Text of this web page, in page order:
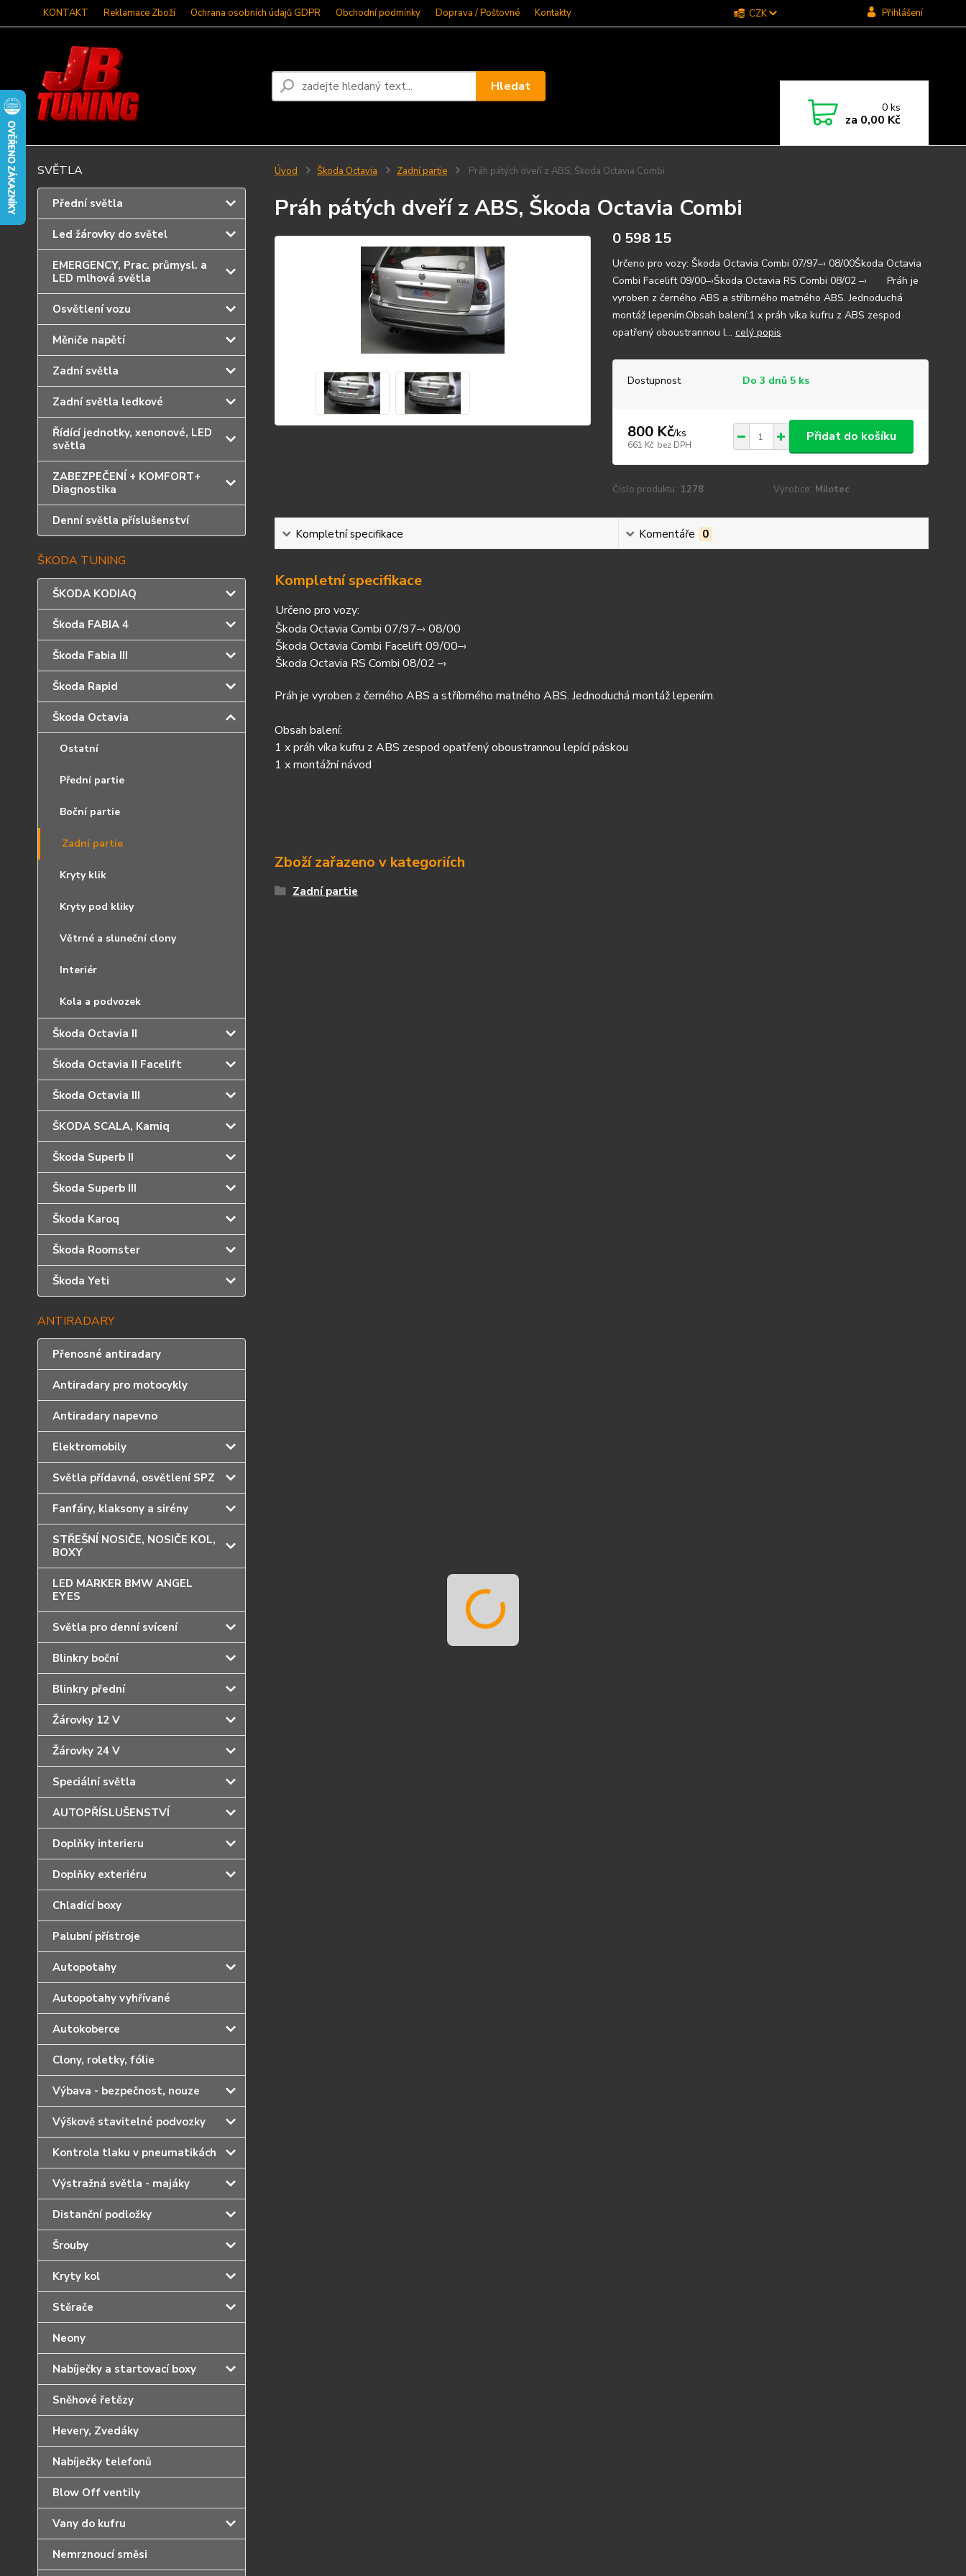
KONTAKT Reklamace Zboží Ochrana osobních údajů GDPR Obchodní podmínky Doprava / Poštovné Kontakty CZK Přihlášení
Hledat
0ks
za 0,00 Kč
SVĚTLA
Přední světla
Led žárovky do světel
EMERGENCY, Prac. průmysl. a
LED mlhová světla
Osvětlení vozu
Měniče napětí
Zadní světla
Zadní světla ledkové
Řídící jednotky, xenonové, LED
světla
ZABEZPEČENÍ + KOMFORT+
Diagnostika
Denní světla příslušenství
ŠKODA TUNING
ŠKODA KODIAQ
Škoda FABIA 4
Škoda Fabia III
Škoda Rapid
Škoda Octavia
Ostatní
Přední partie
Boční partie
Zadní partie
Kryty klik
Kryty pod kliky
Větrné a sluneční clony
Interiér
Kola a podvozek
Škoda Octavia II
Škoda Octavia II Facelift
Škoda Octavia III
ŠKODA SCALA, Kamiq
Škoda Superb II
Škoda Superb III
Škoda Karoq
Škoda Roomster
Škoda Yeti
ANTIRADARY
Přenosné antiradary
Antiradary pro motocykly
Antiradary napevno
Elektromobily
Světla přídavná, osvětlení SPZ
Fanfáry, klaksony a sirény
STŘEŠNÍ NOSIČE, NOSIČE KOL,
BOXY
LED MARKER BMW ANGEL
EYES
Světla pro denní svícení
Blinkry boční
Blinkry přední
Žárovky 12 V
Žárovky 24 V
Speciální světla
AUTOPŘÍSLUŠENSTVÍ
Doplňky interieru
Doplňky exteriéru
Chladící boxy
Palubní přístroje
Autopotahy
Autopotahy vyhřívané
Autokoberce
Clony, roletky, fólie
Výbava - bezpečnost, nouze
Výškově stavitelné podvozky
Kontrola tlaku v pneumatikách
Výstražná světla - majáky
Distanční podložky
Šrouby
Kryty kol
Stěrače
Neony
Nabíječky a startovací boxy
Sněhové řetězy
Hevery, Zvedáky
Nabíječky telefonů
Blow Off ventily
Vany do kufru
Nemrznoucí směsi
Úvod Škoda Octavia Zadní partie Práh pátých dveří z ABS, Škoda Octavia Combi
Práh pátých dveří z ABS, Škoda Octavia Combi
0 598 15
Určeno pro vozy: Škoda Octavia Combi 07/97–› 08/00Škoda Octavia
Combi Facelift 09/00–›Škoda Octavia RS Combi 08/02 –› Práh je
vyroben z černého ABS a stříbrného matného ABS. Jednoduchá
montáž lepením.Obsah balení:1 x práh víka kufru z ABS zespod
opatřený oboustrannou l... celý popis
Dostupnost Do 3 dnů 5 ks
800 Kč/ks
661 Kč bez DPH
Přidat do košíku
Číslo produktu: 1278 Výrobce: Milotec
Kompletní specifikace Komentáře 0
Kompletní specifikace
Určeno pro vozy:
Škoda Octavia Combi 07/97–› 08/00
Škoda Octavia Combi Facelift 09/00–›
Škoda Octavia RS Combi 08/02 –›
Práh je vyroben z černého ABS a stříbrného matného ABS. Jednoduchá montáž lepením.
Obsah balení:
1 x práh víka kufru z ABS zespod opatřený oboustrannou lepící páskou
1 x montážní návod
Zboží zařazeno v kategoriích
Zadní partie